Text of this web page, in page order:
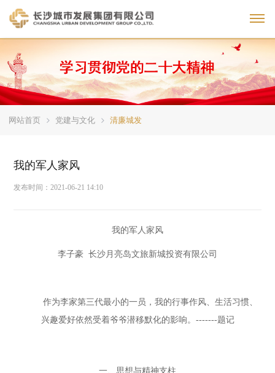
网站首页 党建与文化 清廉城发
我的军人家风
发布时间： 2021-06-21 14:10
我的军人家风
李子豪 长沙月亮岛文旅新城投资有限公司
作为李家第三代最小的一员，我的行事作风、生活习惯、
兴趣爱好依然受着爷爷潜移默化的影响。 -------题记
一、思想与精神支柱